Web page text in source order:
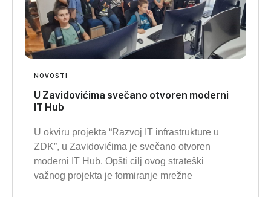
NOVOSTI
U Zavidovićima svečano otvoren moderni
IT Hub
U okviru projekta “Razvoj IT infrastrukture u
ZDK”, u Zavidovićima je svečano otvoren
moderni IT Hub. Opšti cilj ovog strateški
važnog projekta je formiranje mrežne